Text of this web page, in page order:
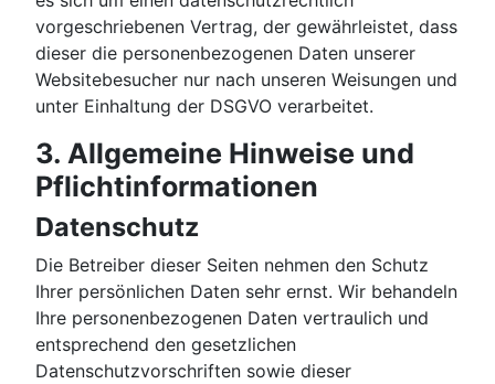
vorgeschriebenen Vertrag, der gewährleistet, dass
dieser die personenbezogenen Daten unserer
Websitebesucher nur nach unseren Weisungen und
unter Einhaltung der DSGVO verarbeitet.
3. Allgemeine Hinweise und
Pflicht­informationen
Datenschutz
Die Betreiber dieser Seiten nehmen den Schutz
Ihrer persönlichen Daten sehr ernst. Wir behandeln
Ihre personenbezogenen Daten vertraulich und
entsprechend den gesetzlichen
Datenschutzvorschriften sowie dieser